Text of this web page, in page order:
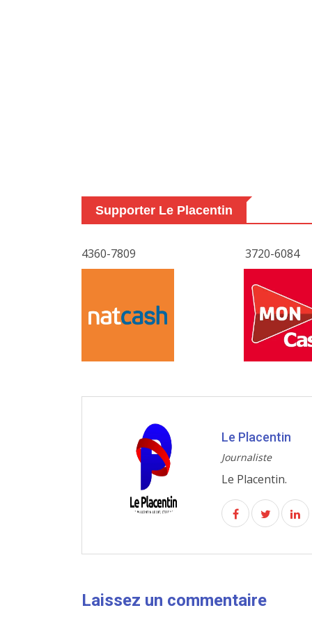
Supporter Le Placentin
4360-7809 3720-6084
Le Placentin
Journaliste
Le Placentin.
Laissez un commentaire